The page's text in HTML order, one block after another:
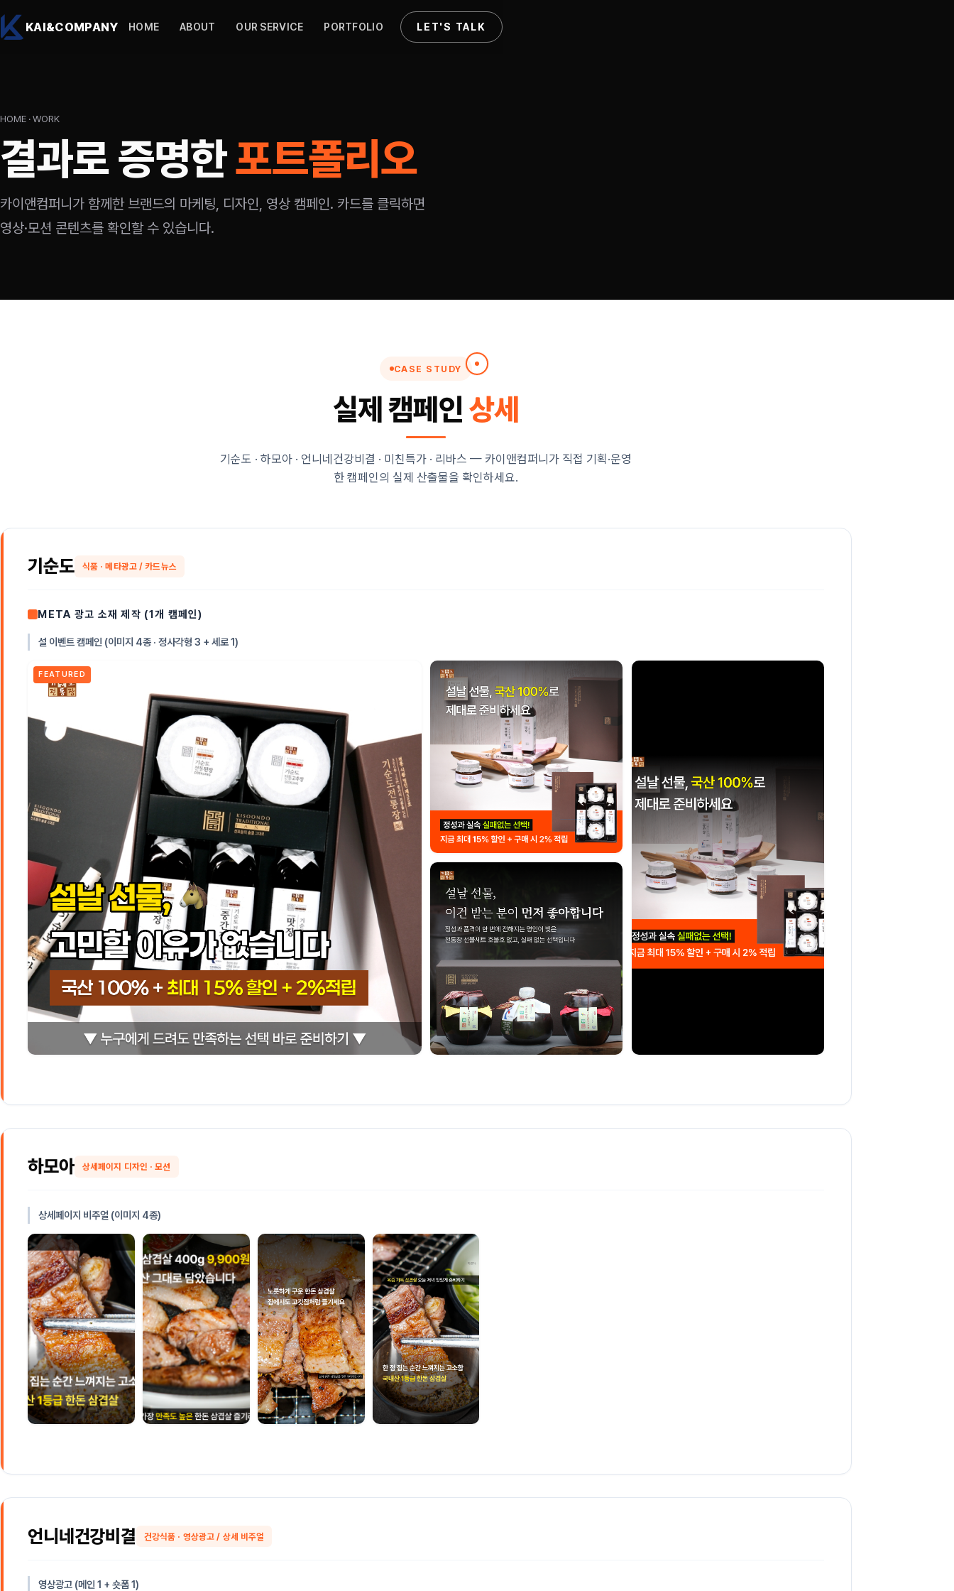
KAI&COMPANY HOME ABOUT OUR SERVICE PORTFOLIO LET'S TALK
HOME ·WORK
결과로 증명한포트폴리오
카이앤컴퍼니가 함께한 브랜드의 마케팅, 디자인, 영상 캠페인. 카드를 클릭하면
영상·모션 콘텐츠를 확인할 수 있습니다.
CASE STUDY
실제 캠페인 상세
기순도 · 하모아 · 언니네건강비결 · 미친특가 · 리바스 — 카이앤컴퍼니가 직접 기획·운영
한 캠페인의 실제 산출물을 확인하세요.
기순도 식품 · 메타광고 / 카드뉴스
META 광고 소재 제작 (1개 캠페인)
설 이벤트 캠페인 (이미지 4종 · 정사각형 3 + 세로 1)
FEATURED
하모아 상세페이지 디자인 · 모션
상세페이지 비주얼 (이미지 4종)
언니네건강비결 건강식품 · 영상광고 / 상세 비주얼
영상광고 (메인 1 + 숏폼 1)